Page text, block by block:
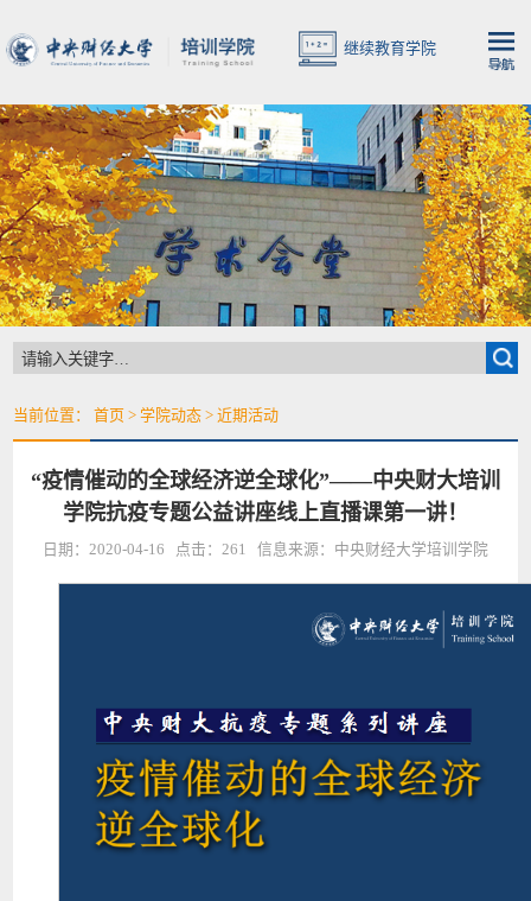
继续教育学院
当前位置： 首页 >学院动态 >近期活动
“疫情催动的全球经济逆全球化”——中央财大培训
学院抗疫专题公益讲座线上直播课第一讲！
日期：2020-04-16 点击： 261 信息来源：中央财经大学培训学院